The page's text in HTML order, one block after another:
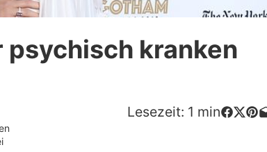
kranken
Lesezeit: 1 min